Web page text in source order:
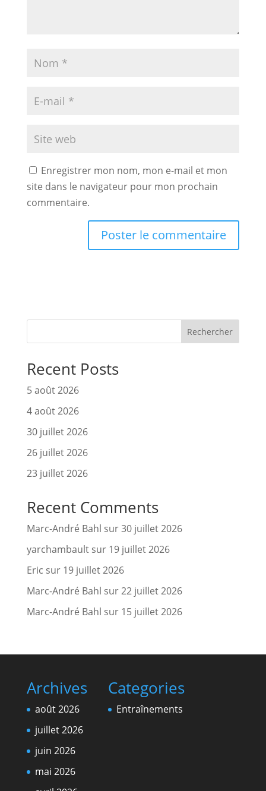
Enregistrer mon nom, mon e-mail et mon
site dans le navigateur pour mon prochain
commentaire.
Rechercher
Recent Posts
5 août 2026
4 août 2026
30 juillet 2026
26 juillet 2026
23 juillet 2026
Recent Comments
Marc-André Bahl sur30 juillet 2026
yarchambaultsur 19 juillet 2026
Eric sur 19 juillet 2026
Marc-André Bahl sur22 juillet 2026
Marc-André Bahl sur 15 juillet 2026
Archives
août 2026
juillet 2026
juin 2026
mai 2026
Categories
Entraînements